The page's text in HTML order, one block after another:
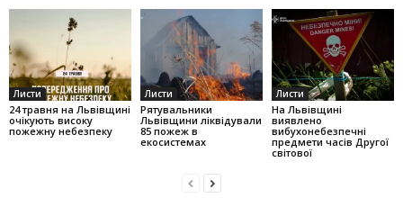
Листи
24 травня на Львівщині
очікують високу
пожежну небезпеку
Листи
Рятувальники
Львівщини ліквідували
85 пожеж в
екосистемах
Листи
На Львівщині
виявлено
вибухонебезпечні
предмети часів Другої
світової